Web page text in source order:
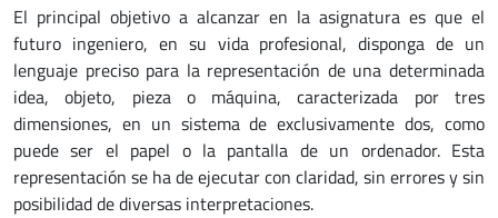
El principal objetivo a alcanzar en la asignatura es que el
futuro ingeniero, en su vida profesional, disponga de un
lenguaje preciso para la representación de una determinada
idea, objeto, pieza o máquina, caracterizada por tres
dimensiones, en un sistema de exclusivamente dos, como
puede ser el papel o la pantalla de un ordenador. Esta
representación se ha de ejecutar con claridad, sin errores y sin
posibilidad de diversas interpretaciones.